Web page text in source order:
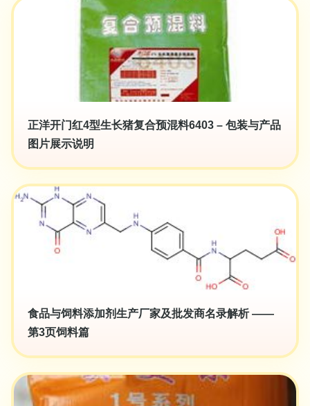
正洋开门红4型生长猪复合预混料6403 – 包装与产品
图片展示说明
食品与饲料添加剂生产厂家及批发商名录解析 ——
第3页饲料篇